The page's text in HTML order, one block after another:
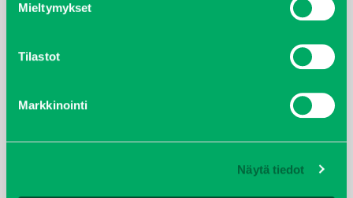
Mieltymykset
Tilastot
Markkinointi
Näytä tiedot
helmikuu 2020
joulukuu 2019